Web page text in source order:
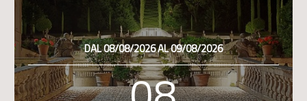
DAL 08/08/2026 AL 09/08/2026